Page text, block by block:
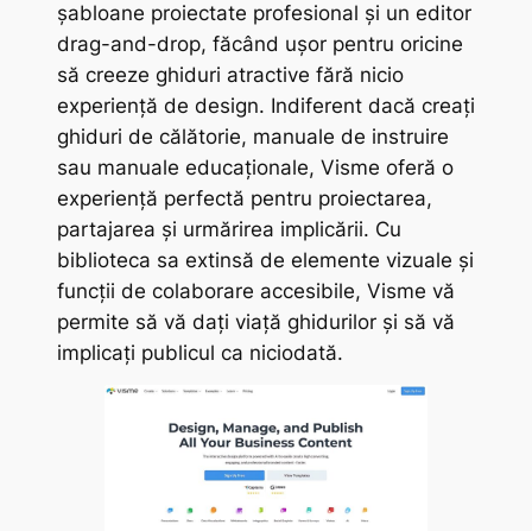
șabloane proiectate profesional și un editor
drag-and-drop, făcând ușor pentru oricine
să creeze ghiduri atractive fără nicio
experiență de design. Indiferent dacă creați
ghiduri de călătorie, manuale de instruire
sau manuale educaționale, Visme oferă o
experiență perfectă pentru proiectarea,
partajarea și urmărirea implicării. Cu
biblioteca sa extinsă de elemente vizuale și
funcții de colaborare accesibile, Visme vă
permite să vă dați viață ghidurilor și să vă
implicați publicul ca niciodată.